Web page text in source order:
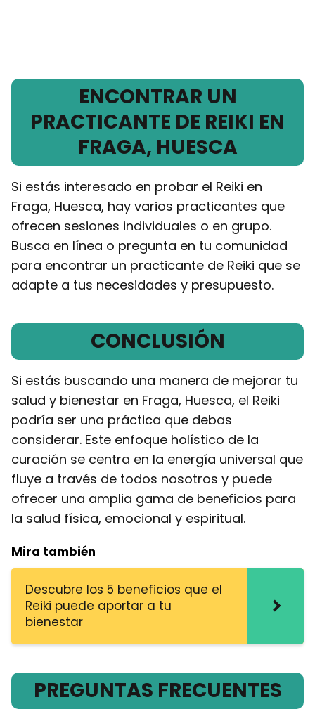
ENCONTRAR UN
PRACTICANTE DE REIKI EN
FRAGA, HUESCA
Si estás interesado en probar el Reiki en
Fraga, Huesca, hay varios practicantes que
ofrecen sesiones individuales o en grupo.
Busca en línea o pregunta en tu comunidad
para encontrar un practicante de Reiki que se
adapte a tus necesidades y presupuesto.
CONCLUSIÓN
Si estás buscando una manera de mejorar tu
salud y bienestar en Fraga, Huesca, el Reiki
podría ser una práctica que debas
considerar. Este enfoque holístico de la
curación se centra en la energía universal que
fluye a través de todos nosotros y puede
ofrecer una amplia gama de beneficios para
la salud física, emocional y espiritual.
Mira también
Descubre los 5 beneficios que el
Reiki puede aportar a tu
bienestar
PREGUNTAS FRECUENTES